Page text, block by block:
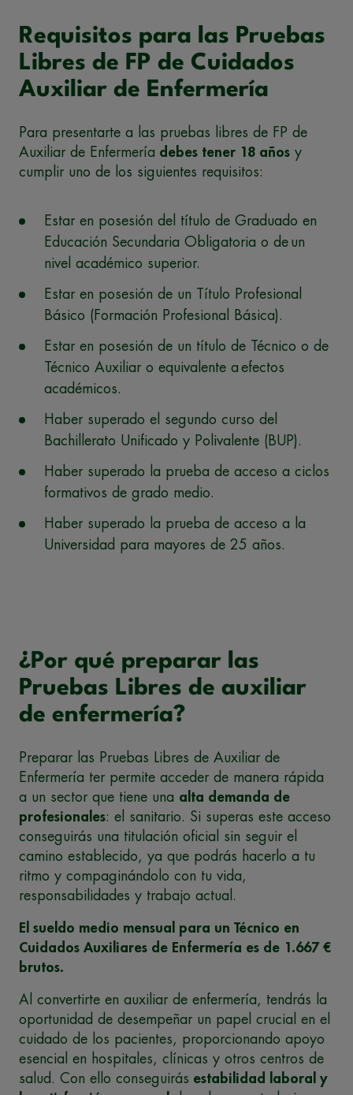
Requisitos para las Pruebas
Libres de FP de Cuidados
Auxiliar de Enfermería
Para presentarte a las pruebas libres de FP de
Auxiliar de Enfermería debes tener 18 años y
cumplir uno de los siguientes requisitos:
Estar en posesión del título de Graduado en
Educación Secundaria Obligatoria o de un
nivel académico superior.
Estar en posesión de un Título Profesional
Básico (Formación Profesional Básica).
Estar en posesión de un título de Técnico o de
Técnico Auxiliar o equivalente a efectos
académicos.
Haber superado el segundo curso del
Bachillerato Unificado y Polivalente (BUP).
Haber superado la prueba de acceso a ciclos
formativos de grado medio.
Haber superado la prueba de acceso a la
Universidad para mayores de 25 años.
¿Por qué preparar las
Pruebas Libres de auxiliar
de enfermería?
Preparar las Pruebas Libres de Auxiliar de
Enfermería ter permite acceder de manera rápida
a un sector que tiene una alta demanda de
profesionales: el sanitario. Si superas este acceso
conseguirás una titulación oficial sin seguir el
camino establecido, ya que podrás hacerlo a tu
ritmo y compaginándolo con tu vida,
responsabilidades y trabajo actual.
El sueldo medio mensual para un Técnico en
Cuidados Auxiliares de Enfermería es de 1.667 €
brutos.
Al convertirte en auxiliar de enfermería, tendrás la
oportunidad de desempeñar un papel crucial en el
cuidado de los pacientes, proporcionando apoyo
esencial en hospitales, clínicas y otros centros de
salud. Con ello conseguirás estabilidad laboral y